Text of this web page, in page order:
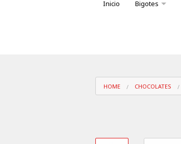
Inicio Bigotes
HOME CHOCOLATES